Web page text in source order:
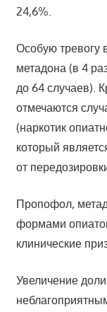
24,6%.
Особую тревогу
метадона (в 4
до 64 случаев).
отмечаются
(наркотик
который
от
Пропофол,
формами
клинические
Увеличение